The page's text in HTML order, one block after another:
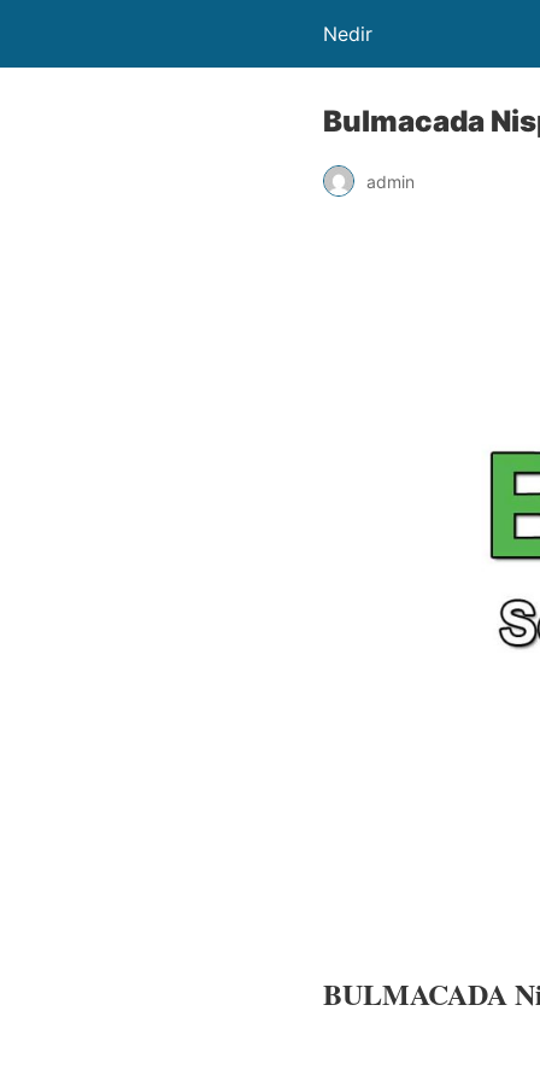
Nedir
Bulmacada
admin
BULMACADA